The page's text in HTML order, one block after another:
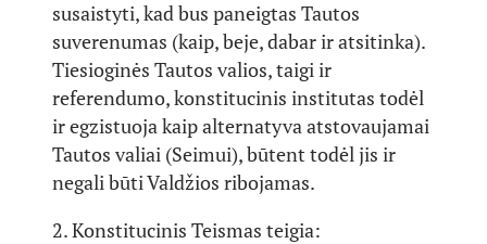
susaistyti, kad bus paneigtas Tautos
suverenumas (kaip, beje, dabar ir atsitinka).
Tiesioginės Tautos valios, taigi ir
referendumo, konstitucinis institutas todėl
ir egzistuoja kaip alternatyva atstovaujamai
Tautos valiai (Seimui), būtent todėl jis ir
negali būti Valdžios ribojamas.
2. Konstitucinis Teismas teigia: